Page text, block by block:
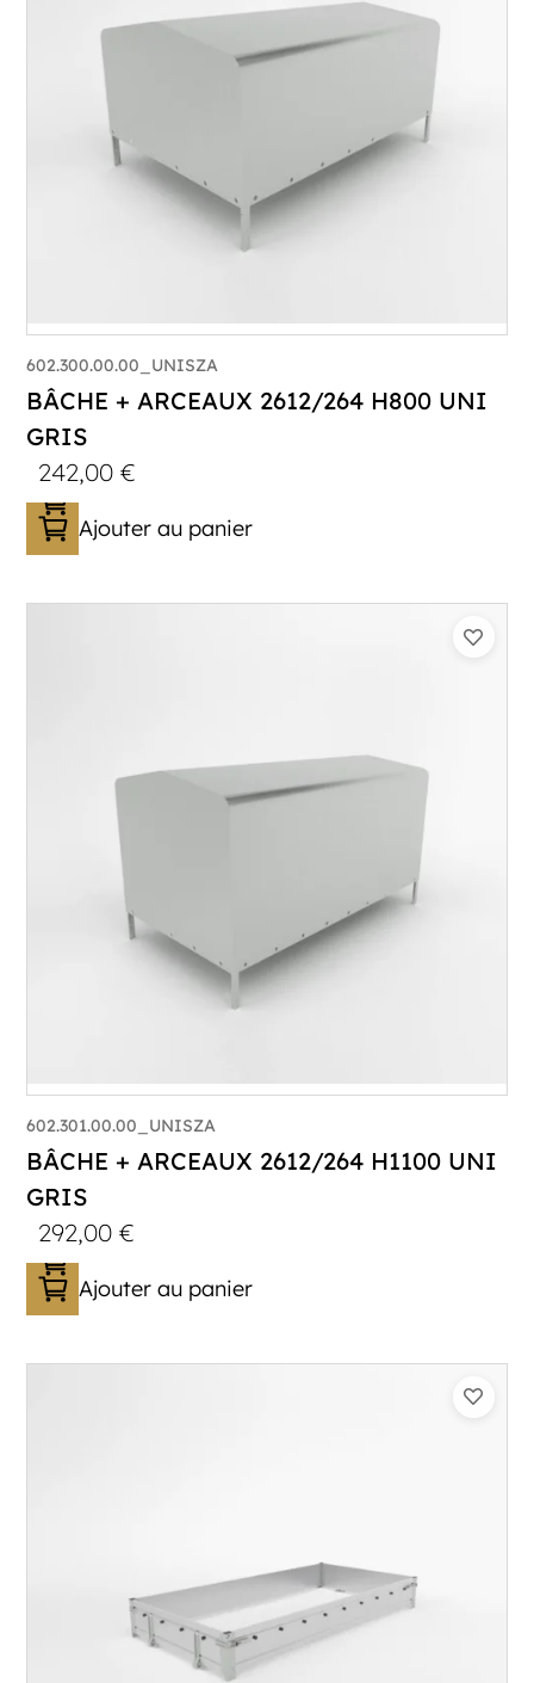
602.300.00.00_UNISZA
BÂCHE + ARCEAUX 2612/264 H800 UNI
GRIS
242,00€
Ajouter au panier
602.301.00.00_UNISZA
BÂCHE + ARCEAUX 2612/264 H1100 UNI
GRIS
292,00€
Ajouter au panier